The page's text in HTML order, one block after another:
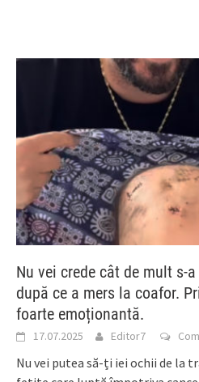
Nu vei crede cât de mult s-
după ce a mers la coafor.
foarte emoționantă.
17.07.2025 Editor7
Nu vei putea să-ți iei ochii de la